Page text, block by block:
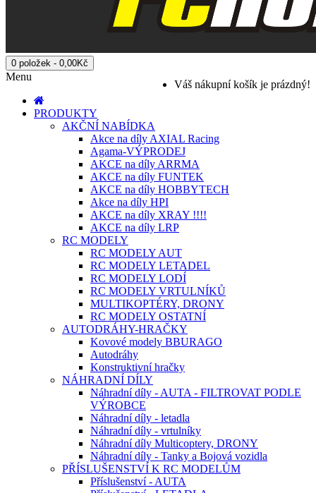
0 položek - 0,00Kč
Váš nákupní košík je prázdný!
Menu
PRODUKTY
AKČNÍ NABÍDKA
Akce na díly AXIAL Racing
Agama-VÝPRODEJ
AKCE na díly ARRMA
AKCE na díly FUNTEK
AKCE na díly HOBBYTECH
Akce na díly HPI
AKCE na díly XRAY !!!!
AKCE na díly LRP
RC MODELY
RC MODELY AUT
RC MODELY LETADEL
RC MODELY LODÍ
RC MODELY VRTULNÍKŮ
MULTIKOPTÉRY, DRONY
RC MODELY OSTATNÍ
AUTODRÁHY-HRAČKY
Kovové modely BBURAGO
Autodráhy
Konstruktivní hračky
NÁHRADNÍ DÍLY
Náhradní díly - AUTA - FILTROVAT PODLE
VÝROBCE
Náhradní díly - letadla
Náhradní díly - vrtulníky
Náhradní díly Multicoptery, DRONY
Náhradní díly - Tanky a Bojová vozidla
PŘÍSLUŠENSTVÍ K RC MODELŮM
Příslušenství - AUTA